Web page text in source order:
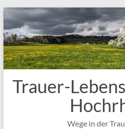
Zum
Inhalt
springen
Trauer-
Wege in der